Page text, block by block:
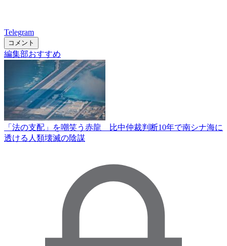
Telegram
コメント
編集部おすすめ
「法の支配」を嘲笑う赤龍 比中仲裁判断10年で南シナ海に
透ける人類壊滅の陰謀